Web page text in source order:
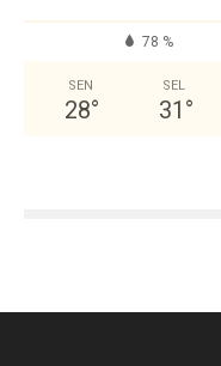
78 %
SEN
28°
SEL
31 °